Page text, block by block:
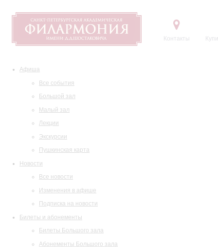
Контакты
Афиша
Все события
Большой зал
Малый зал
Лекции
Экскурсии
Пушкинская карта
Новости
Все новости
Изменения в афише
Подписка на новости
Билеты и абонементы
Билеты Большого зала
Абонементы Большого зала